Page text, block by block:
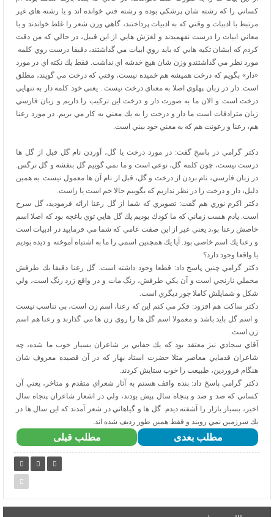
كساني را كه رشته شان پزشكي بوده و رشته فني خوانده اند و يا رشته هاي غير
مرتبط با ادبيات و وقتي كه به ادبيات پرداختند، گاهي وزن شعر را غلط خواندند و يا
معاني ابيات را درست نفهميدند و لغزش هايي از اين قبيل، در حالي كه من دقت
كردم كه ايشان تكيه هايي كه بايد روي ابيات مي گذاشتند، دقيقا درست روي كلمه
مورد نظر مي گذاشتندو وزن شان هيچ خدشه اي نداشت. فقط يك نكته اي در مورد
«دار» بگويم كه درخت هميشه هم خميده نيست، وقتي كه درخت مي گويند، مطلق
است. دار در زبان پهلوي اصلا به معناي درخت نيست . يعني خود كلمه دار به تنهايي
درخت است و الان ما به صورت دار و درخت اين تركيب را داريم و زبان فارسي
زبان مترادفات است ما دار و درخت را به يك معني به كار مي بريم. در مورد رعنا
هم، رعنا و رعونت هم كه به معني خود بيني است.
دكتر گرامي در پاسخ گفت: در مورد درخت يا گل، آوردن نام گل قبل از گل ها
درست نيست، چون كلمه گل، نوعي است و ما نمي گوييم گل بنفشه و گل نرگس.
در زبان فارسي، نام بردن از درخت و گل، قبل از نام آن ها معمول نيست. به همين
دليل، دار و درخت را در نظر نداريم كه بگوييم حالا خم است يا راست.
دكتر اكرم نوري هم گفت: تصويري كه شما از گل رعنا ارائه فرموديد، گل سرخ
است. يادم هست زماني كه ما كودك بوديم يك گل هايي توي باغچه بود كه اصلا اسم
خاصش رعنا بو،د يعني غير از اين صفت عامي كه شما مي فرماييد در ادبيات است
و رعنا يك اسم خاصي بود. آيا يك همچنين اسمي را ما به اشتباه آموخته و ديده بوديم
يا واقعا وجود دارد؟
دكتر گرامي چنين پاسخ داد: قطعا وجود داشته است. گل رعنا دقيقا يك طرفش
مخملي نارنجي است و آن يكي طرفش، رنگ مات و در واقع زرد رنگ است، ولي
شكل و شمايلش كاملا جور ديگري است.
دكتر ساكت هم افزود: فكر مي كنم اين كه رعنا، اسم زن است، بي تناسب نيست
و اسم گل بايد باشد و معمولا اسم گل ها را روي زن ها مي گذارند و رعنا هم اسم
زن است.
آقاي سجادي نيز معتقد بود كه يك جفايي بر شاعران بسيار خوب ما شده، چه
شاعران قدمايي معاصر مثلا حضرت استاد بهار كه در آن قصيده معروف شان
هنگام فروردين، طبيعت را خوب ستايش كردند.
دكتر گرامي پاسخ داد: بنده واقف هستم به آثار شعراي متقدم و متاخر، يعني آن
كساني كه صد و صد و پنجاه سال پيش بودند، ولي در اشعار شاعران پنجاه سال
اخير، بسيار بازار را آشفته ديدم. گل ها و گياهاني در شعر آمدند كه اين سال ها در
يك سرزمين نمي رويند و فقط همين طور رديف شده اند.
مطلب قبلی مطلب بعدی